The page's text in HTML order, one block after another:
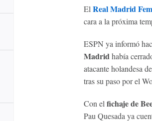
El Real Madrid
cara a la próxima
ESPN ya informó
Madridhabía
atacante holandesa
tras su paso por el
Con el fichaje de
Pau Quesada ya